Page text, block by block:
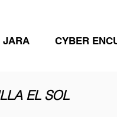
JARA CYBER
EL SOL